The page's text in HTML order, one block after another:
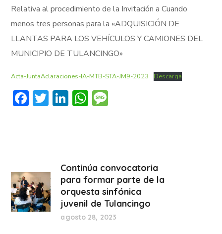
Relativa al procedimiento de la Invitación a Cuando
menos tres personas para la «ADQUISICIÓN DE
LLANTAS PARA LOS VEHÍCULOS Y CAMIONES DEL
MUNICIPIO DE TULANCINGO»
Acta-JuntaAclaraciones-IA-MTB-STA-JM9-2023 Descarga
Facebook
Twitter
LinkedIn
WhatsApp
Continúa convocatoria
para formar parte de la
orquesta sinfónica
juvenil de Tulancingo
agosto 28, 2023